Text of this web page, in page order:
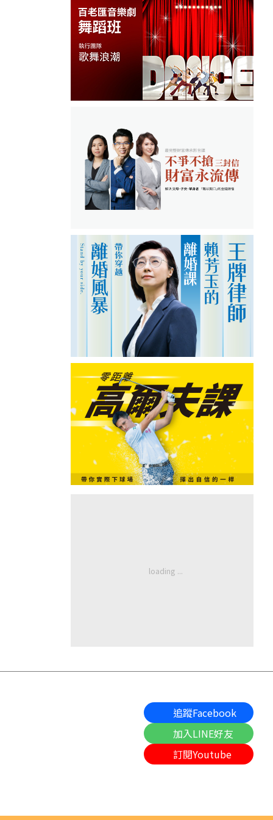
追蹤Facebook
加入LINE好友
訂閱Youtube